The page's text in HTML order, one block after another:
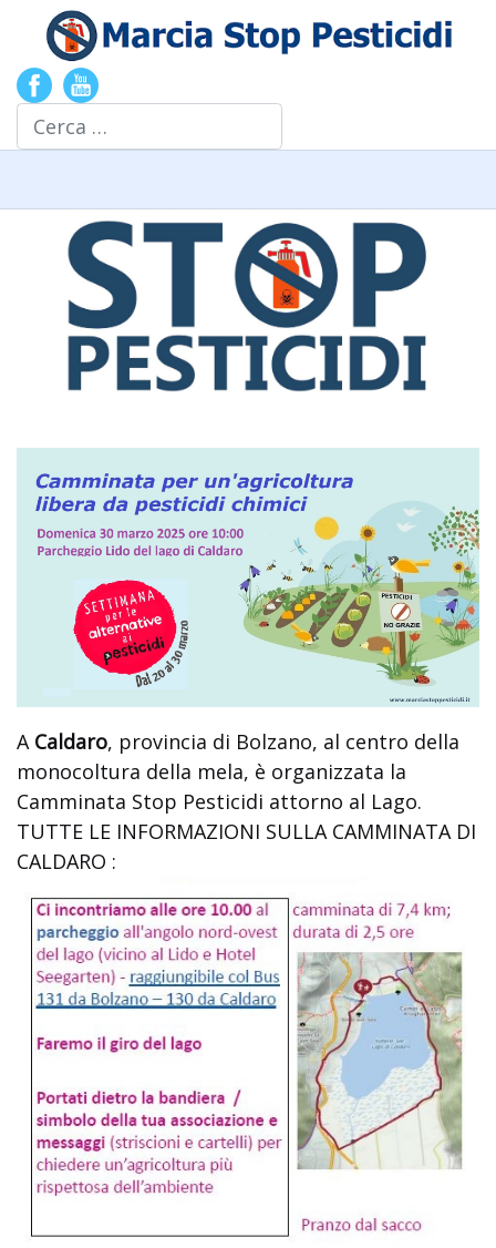
Cerca
A Caldaro, provincia di Bolzano, al centro della
monocoltura della mela, è organizzata la
Camminata Stop Pesticidi attorno al Lago.
TUTTE LE INFORMAZIONI SULLA CAMMINATA DI
CALDARO :